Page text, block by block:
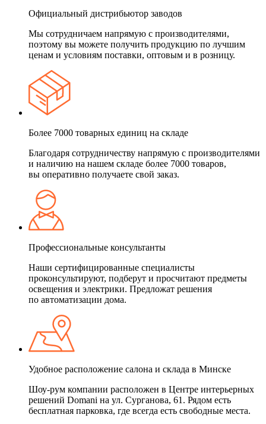
Официальный дистрибьютор заводов
Мы сотрудничаем напрямую с производителями,
поэтому вы можете получить продукцию по лучшим
ценам и условиям поставки, оптовым и в розницу.
Более 7000 товарных единиц на складе
Благодаря сотрудничеству напрямую с производителями
и наличию на нашем складе более 7000 товаров,
вы оперативно получаете свой заказ.
Профессиональные консультанты
Наши сертифицированные специалисты
проконсультируют, подберут и просчитают предметы
освещения и электрики. Предложат решения
по автоматизации дома.
Удобное расположение салона и склада в Минске
Шоу-рум компании расположен в Центре интерьерных
решений Domani на ул. Сурганова, 61. Рядом есть
бесплатная парковка, где всегда есть свободные места.